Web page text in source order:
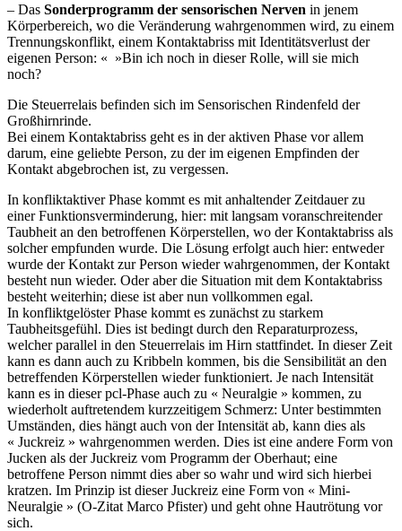
– Das Sonderprogramm der sensorischen Nerven in jenem
Körperbereich, wo die Veränderung wahrgenommen wird, zu einem
Trennungskonflikt, einem Kontaktabriss mit Identitätsverlust der
eigenen Person: « »Bin ich noch in dieser Rolle, will sie mich
noch?
Die Steuerrelais befinden sich im Sensorischen Rindenfeld der
Großhirnrinde.
Bei einem Kontaktabriss geht es in der aktiven Phase vor allem
darum, eine geliebte Person, zu der im eigenen Empfinden der
Kontakt abgebrochen ist, zu vergessen.
In konfliktaktiver Phase kommt es mit anhaltender Zeitdauer zu
einer Funktionsverminderung, hier: mit langsam voranschreitender
Taubheit an den betroffenen Körperstellen, wo der Kontaktabriss als
solcher empfunden wurde. Die Lösung erfolgt auch hier: entweder
wurde der Kontakt zur Person wieder wahrgenommen, der Kontakt
besteht nun wieder. Oder aber die Situation mit dem Kontaktabriss
besteht weiterhin; diese ist aber nun vollkommen egal.
In konfliktgelöster Phase kommt es zunächst zu starkem
Taubheitsgefühl. Dies ist bedingt durch den Reparaturprozess,
welcher parallel in den Steuerrelais im Hirn stattfindet. In dieser Zeit
kann es dann auch zu Kribbeln kommen, bis die Sensibilität an den
betreffenden Körperstellen wieder funktioniert. Je nach Intensität
kann es in dieser pcl-Phase auch zu « Neuralgie » kommen, zu
wiederholt auftretendem kurzzeitigem Schmerz: Unter bestimmten
Umständen, dies hängt auch von der Intensität ab, kann dies als
« Juckreiz » wahrgenommen werden. Dies ist eine andere Form von
Jucken als der Juckreiz vom Programm der Oberhaut; eine
betroffene Person nimmt dies aber so wahr und wird sich hierbei
kratzen. Im Prinzip ist dieser Juckreiz eine Form von « Mini-
Neuralgie » (O-Zitat Marco Pfister) und geht ohne Hautrötung vor
sich.